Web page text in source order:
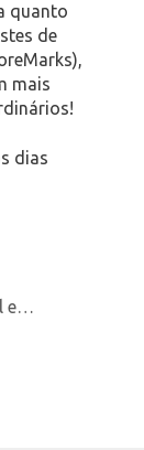
quanto
de
mais
dias
e…